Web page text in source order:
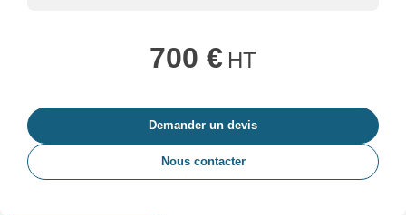
700 € HT
Demander un devis
Nous contacter